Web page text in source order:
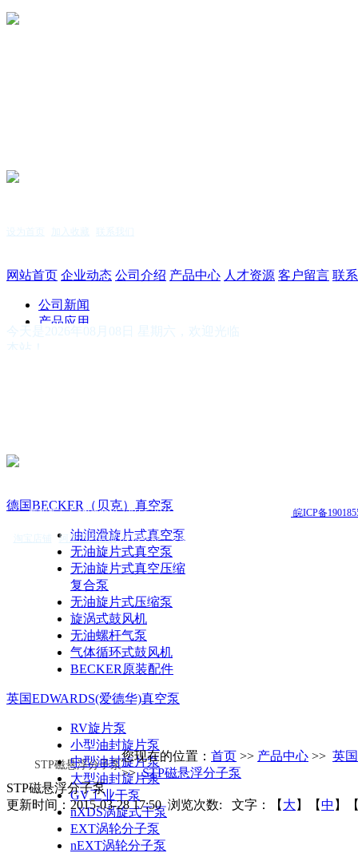
设为首页 加入收藏
服务热线：15255144771
网站首页 企业动态 公司介绍 产品中心 人才资源 客户留言 联
公司新闻
产品应用
德国Rietschle(里奇乐)真空泵
德国Pfeiffer（普发）真空泵
日本ULVAC（爱发科）真空泵
ZD（众德）真空泵
FIRST（富斯特)真空泵
真空系统
真空泵油
真空附件
真空泵配件
真空泵维修保养
今天是2026年08月08日 星期六，欢迎光临
本站！
德国BECKER（贝克）真空泵
油润滑旋片式真空泵
无油旋片式真空泵
无油旋片式真空压缩
复合泵
无油旋片式压缩泵
旋涡式鼓风机
无油螺杆气泵
气体循环式鼓风机
BECKER原装配件
英国EDWARDS(爱德华)真空泵
RV旋片泵
小型油封旋片泵
中型油封旋片泵
大型油封旋片泵
GV工业干泵
nXDS涡旋式干泵
EXT涡轮分子泵
nEXT涡轮分子泵
STP磁悬浮分子泵
您现在的位置： 首页 >> 产品中心 >> 英
>>STP磁悬浮分子泵
STP磁悬浮分子泵
更新时间：2015-03-28 17:50 浏览次数: 文字：【 大 】【中 】
版权所有 Copyright(C)2014-2015 合肥志徽自动机电有限公司 皖ICP备
阿里巴巴店铺 |技术支持：安徽安搜